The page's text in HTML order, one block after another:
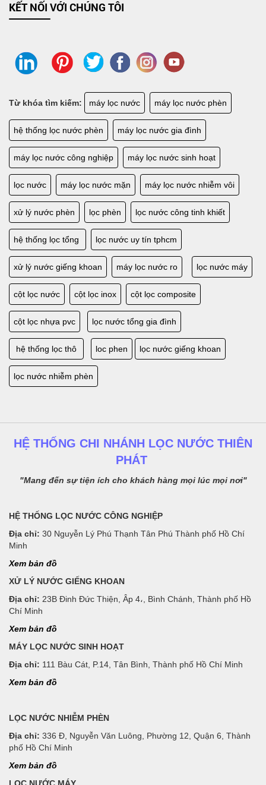
LẮP ĐẶT HỆ THỐNG LỌC NƯỚC SINH HOẠT GIA ĐÌNH
KẾT NỐI VỚI CHÚNG TÔI
Từ khóa tìm kiếm: máy lọc nước máy lọc nước phèn
hệ thống lọc nước phèn máy lọc nước gia đình
máy lọc nước công nghiệp máy lọc nước sinh hoạt
lọc nước máy lọc nước mặn máy lọc nước nhiễm vôi
xử lý nước phèn lọc phèn lọc nước công tinh khiết
hệ thống lọc tổng lọc nước uy tín tphcm
xử lý nước giếng khoan máy lọc nước ro lọc nước máy
cột lọc nước cột lọc inox cột lọc composite
cột lọc nhựa pvc lọc nước tổng gia đình
hệ thống lọc thô loc phen lọc nước giếng khoan
lọc nước nhiễm phèn
HỆ THỐNG CHI NHÁNH LỌC NƯỚC THIÊN
PHÁT
"Mang đến sự tiện ích cho khách hàng mọi lúc mọi nơi"
HỆ THỐNG LỌC NƯỚC CÔNG NGHIỆP
Địa chỉ: 30 Nguyễn Lý Phú Thạnh Tân Phú Thành phố Hồ Chí
Minh
Xem bản đồ
XỬ LÝ NƯỚC GIẾNG KHOAN
Địa chỉ: 23B Đinh Đức Thiện, Âp 4،, Bình Chánh, Thành phố Hồ
Chí Minh
Xem bản đồ
MÁY LỌC NƯỚC SINH HOẠT
Địa chỉ: 111 Bàu Cát, P.14, Tân Bình, Thành phố Hồ Chí Minh
Xem bản đồ
LỌC NƯỚC NHIỄM PHÈN
Địa chỉ: 336 Đ, Nguyễn Văn Luông, Phường 12, Quận 6, Thành
phố Hồ Chí Minh
Xem bản đồ
LỌC NƯỚC MÁY